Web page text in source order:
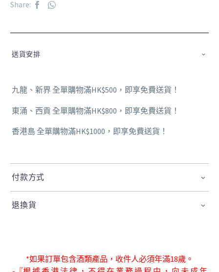
Share:
送貨安排
九龍、新界 全單購物滿HK$500，即享免費送貨！
東涌、西貢 全單購物滿HK$800，即享免費送貨！
香港島 全單購物滿HK$1000，即享免費送貨！
付款方式
退換貨
*如果訂單包含酒類產品，收件人必須年滿18歲。